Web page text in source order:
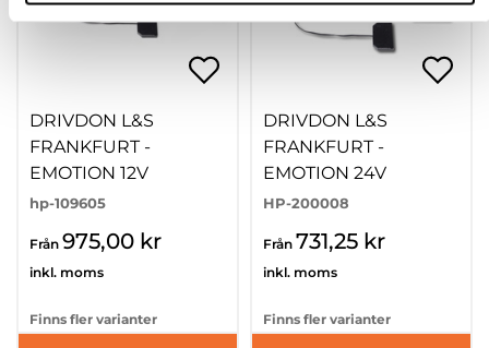
DRIVDON L&S
FRANKFURT -
EMOTION 12V
hp-109605
Från 975,00 kr
inkl. moms
Finns fler varianter
DRIVDON L&S
FRANKFURT -
EMOTION 24V
HP-200008
Från 731,25 kr
inkl. moms
Finns fler varianter